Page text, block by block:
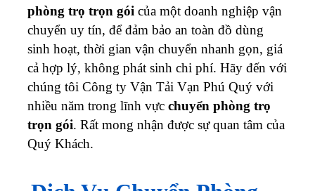
phòng trọ trọn gói của một doanh nghiệp vận
chuyển uy tín, để đảm bảo an toàn đồ dùng
sinh hoạt, thời gian vận chuyển nhanh gọn, giá
cả hợp lý, không phát sinh chi phí. Hãy đến với
chúng tôi Công ty Vận Tải Vạn Phú Quý với
nhiều năm trong lĩnh vực chuyển phòng trọ
trọn gói. Rất mong nhận được sự quan tâm của
Quý Khách.